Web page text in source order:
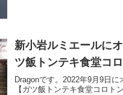
新小岩ルミエールに
ツ飯トンテキ食堂コロ
Dragonです。2022年9月9日
【ガツ飯トンテキ食堂コロト